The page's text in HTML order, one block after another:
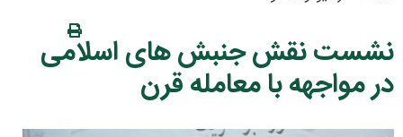
نشست نقش جنبش های اسلامی
در مواجهه با معامله قرن